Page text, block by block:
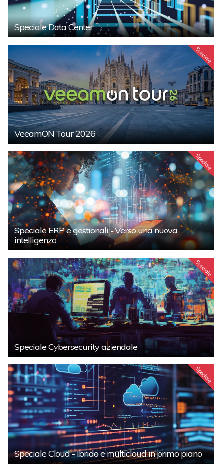
Speciale Data Center
Speciale
VeeamON Tour 2026
Speciale
Speciale ERP e gestionali - Verso una nuova
intelligenza
Speciale
Speciale Cybersecurity aziendale
Speciale
Speciale Cloud - Ibrido e multicloud in primo piano